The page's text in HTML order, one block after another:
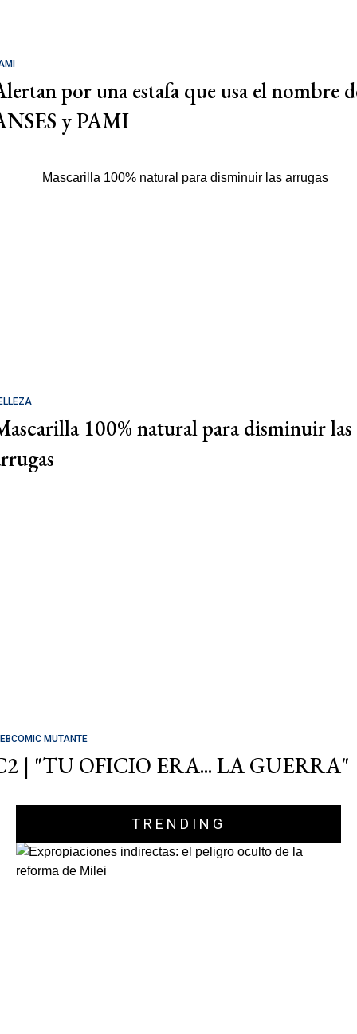
por una estafa que usa el nombre
y PAMI
100% natural para disminuir las
MUTANTE
| "TU OFICIO ERA... LA GUERRA"
TRENDING